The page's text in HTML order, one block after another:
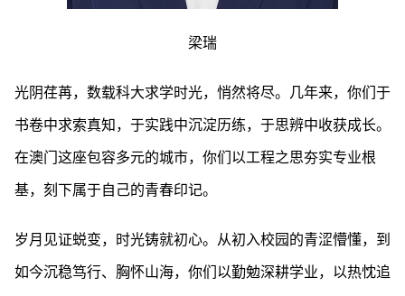
梁瑞
光阴荏苒，数载科大求学时光，悄然将尽。几年来，你们于
书卷中求索真知，于实践中沉淀历练，于思辨中收获成长。
在澳门这座包容多元的城市，你们以工程之思夯实专业根
基，刻下属于自己的青春印记。
岁月见证蜕变，时光铸就初心。从初入校园的青涩懵懂，到
如今沉稳笃行、胸怀山海，你们以勤勉深耕学业，以热忱追